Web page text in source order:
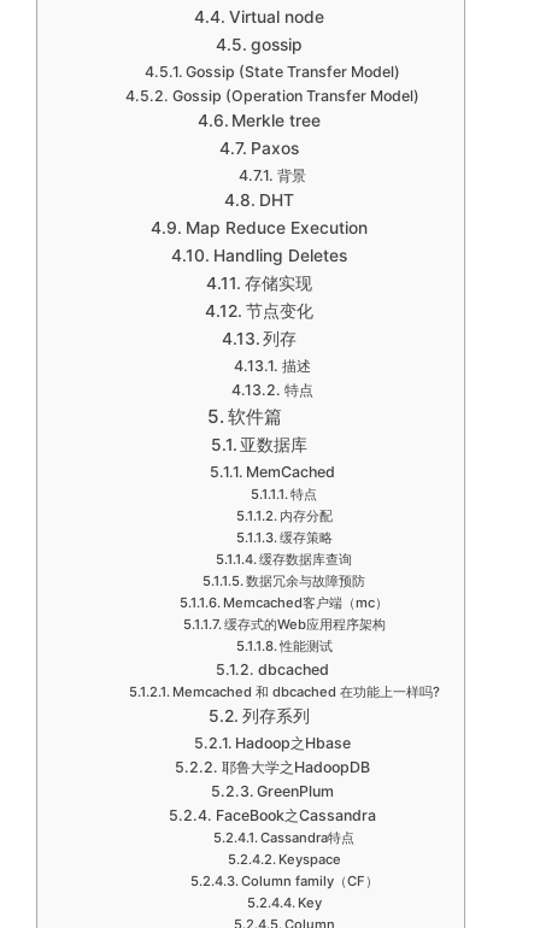
Virtual node
gossip
Gossip (State Transfer Model)
Gossip (Operation Transfer Model)
Merkle tree
Paxos
背景
DHT
Map Reduce Execution
Handling Deletes
存储实现
节点变化
列存
描述
特点
软件篇
亚数据库
MemCached
特点
内存分配
缓存策略
缓存数据库查询
数据冗余与故障预防
Memcached客户端（mc）
缓存式的Web应用程序架构
性能测试
dbcached
Memcached 和 dbcached 在功能上一样吗?
列存系列
Hadoop之Hbase
耶鲁大学之HadoopDB
GreenPlum
FaceBook之Cassandra
Cassandra特点
Keyspace
Column family（CF）
Key
Column